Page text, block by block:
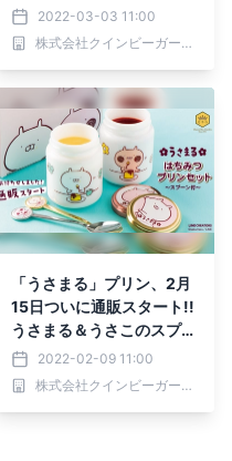
ィスリーQBG」にて発
売！
2022-03-03 11:00
株式会社クインビーガーデン
「うさまる」プリン、2月
15日ついに通販スタート!!
うさまる＆うさこのスプー
ン・BOX付き豪華セット
をご自宅にお届け♪【自然
派スイーツショップQBG
2022-02-09 11:00
株式会社クインビーガーデン